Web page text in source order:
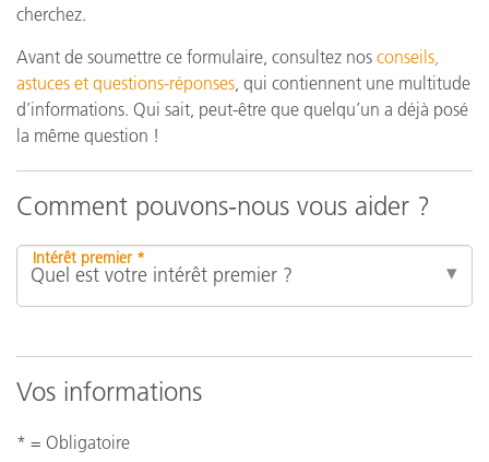
cherchez.
Avant de soumettre ce formulaire, consultez nos conseils,
astuces et questions-réponses, qui contiennent une multitude
d’informations. Qui sait, peut-être que quelqu’un a déjà posé
la même question !
Comment pouvons-nous vous aider ?
Intérêt premier *
Vos informations
* = Obligatoire